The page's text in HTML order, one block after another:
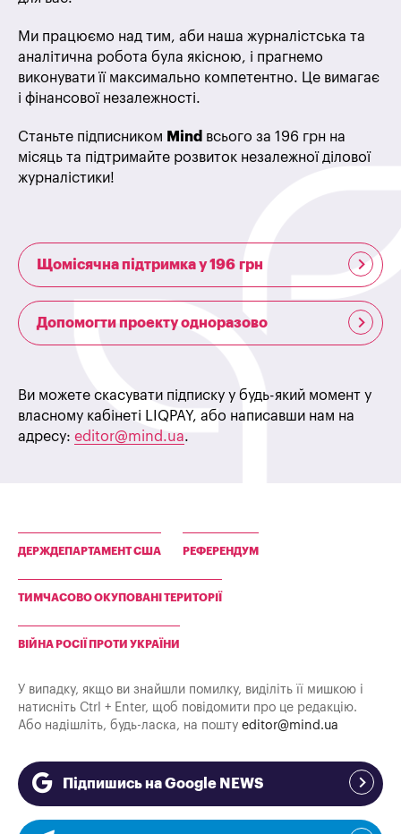
Ми працюємо над тим, аби наша журналістська та
аналітична робота була якісною, і прагнемо
виконувати її максимально компетентно. Це вимагає
і фінансової незалежності.
Станьте підписником Mind всього за 196 грн на
місяць та підтримайте розвиток незалежної ділової
журналістики!
Щомісячна підтримка у 196 грн
Допомогти проекту одноразово
Ви можете скасувати підписку у будь-який момент у
власному кабінеті LIQPAY, або написавши нам на
адресу: editor@mind.ua.
ДЕРЖДЕПАРТАМЕНТ США РЕФЕРЕНДУМ
ТИМЧАСОВО ОКУПОВАНІ ТЕРИТОРІЇ
ВІЙНА РОСІЇ ПРОТИ УКРАЇНИ
У випадку, якщо ви знайшли помилку, виділіть її мишкою і
натисніть Ctrl + Enter, щоб повідомити про це редакцію.
Або надішліть, будь-ласка, на пошту editor@mind.ua
Підпишись на Google NEWS